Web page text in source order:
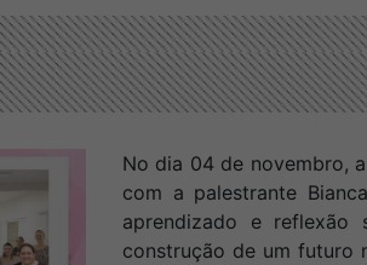
No dia 04 de novembro, a
com a palestrante
aprendizado e
construção de um futuro